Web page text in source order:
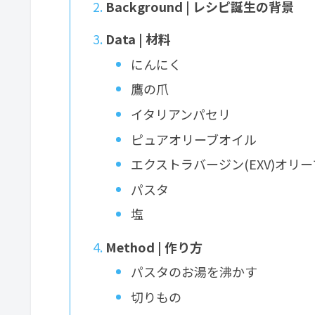
Background | レシピ誕生の背景
Data | 材料
にんにく
鷹の爪
イタリアンパセリ
ピュアオリーブオイル
エクストラバージン(EXV)オリ
パスタ
塩
Method | 作り方
パスタのお湯を沸かす
切りもの